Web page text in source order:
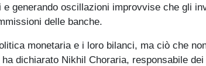
generando oscillazioni improvvise che gli
delle banche.
monetaria e i loro bilanci, ma ciò che
dichiarato Nikhil Choraria, responsabile